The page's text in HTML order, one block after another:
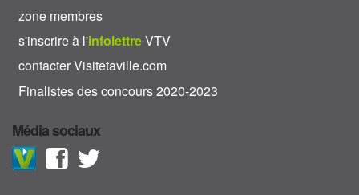
zone membres
s'inscrire à l'infolettreVTV
contacter Visitetaville.com
Finalistes des concours 2020-2023
Média sociaux